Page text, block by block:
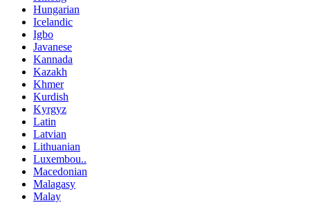
Hungarian
Icelandic
Igbo
Javanese
Kannada
Kazakh
Khmer
Kurdish
Kyrgyz
Latin
Latvian
Lithuanian
Luxembou..
Macedonian
Malagasy
Malay